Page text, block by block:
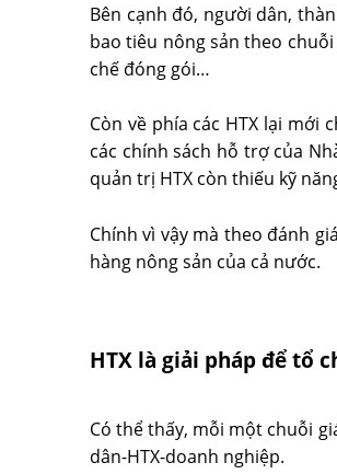
Bên cạnh đó, người dân,
bao tiêu nông sản theo
chế đóng gói…
Còn về phía các HTX lại
các chính sách hỗ trợ của
quản trị HTX còn thiếu kỹ
Chính vì vậy mà theo đánh
hàng nông sản của cả nước.
HTX là giải pháp để tổ
Có thể thấy, mỗi một chuỗi
dân-HTX-doanh nghiệp.